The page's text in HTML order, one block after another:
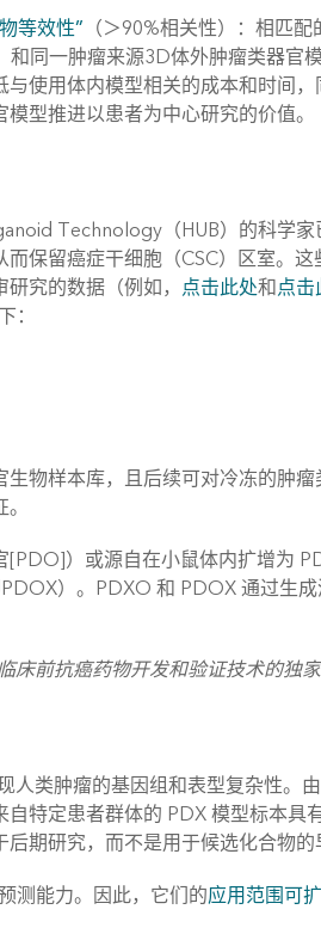
等效性” （＞90%相关性）：相匹
和同一肿瘤来源3D体外肿瘤类器官
使用体内模型相关的成本和时间
型推进以患者为中心研究的价值。
Technology（HUB）的科学家
保留癌症干细胞（CSC）区室。
究的数据（例如， 点击此处和点击
物样本库，且后续可对冷冻的肿
）或源自在小鼠体内扩增为
）。PDXO 和 PDOX 通过生
床前抗癌药物开发和验证技术的独家
类肿瘤的基因组和表型复杂性。
特定患者群体的 PDX 模型标本具
期研究，而不是用于候选化合物的
测能力。因此，它们的应用范围可